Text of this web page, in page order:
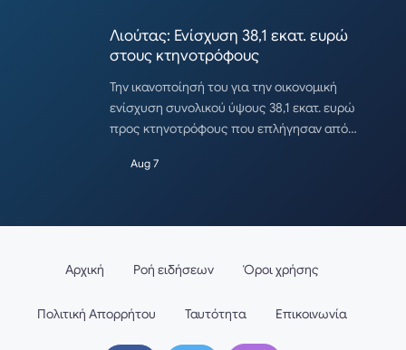
Λιούτας: Ενίσχυση 38,1 εκατ. ευρώ
στους κτηνοτρόφους
Την ικανοποίησή του για την οικονομική
ενίσχυση συνολικού ύψους 38,1 εκατ. ευρώ
προς κτηνοτρόφους που επλήγησαν από…
Aug 7
Αρχική Ροή ειδήσεων Όροι χρήσης
Πολιτική Απορρήτου Ταυτότητα Επικοινωνία